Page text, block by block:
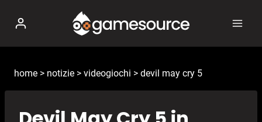
contenuto
home > notizie > videogiochi > devil may cry 5